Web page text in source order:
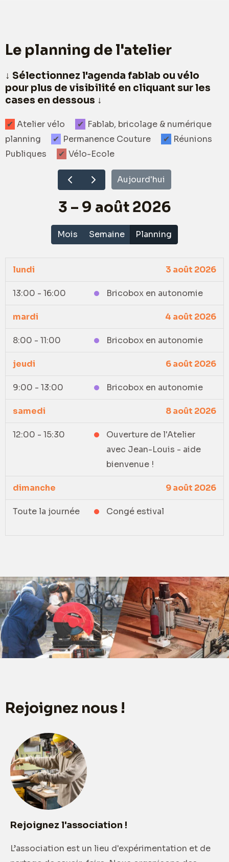
o r r
m
Le planning de l'atelier
↓ Sélectionnez l'agenda fablab ou vélo
pour plus de visibilité en cliquant sur les
cases en dessous ↓
Atelier vélo
Fablab, bricolage & numérique
planning
Permanence Couture
Réunions
Publiques
Vélo-Ecole
Aujourd'hui
3 – 9 août 2026
Mois Semaine Planning
lundi 3 août 2026
13:00 - 16:00 Bricobox en autonomie
mardi 4 août 2026
8:00 - 11:00 Bricobox en autonomie
jeudi 6 août 2026
9:00 - 13:00 Bricobox en autonomie
samedi 8 août 2026
12:00 - 15:30
Ouverture de l'Atelier
avec Jean-Louis - aide
bienvenue !
dimanche 9 août 2026
Toute la journée Congé estival
Rejoignez nous !
Rejoignez l'association !
L’association est un lieu d'expérimentation et de